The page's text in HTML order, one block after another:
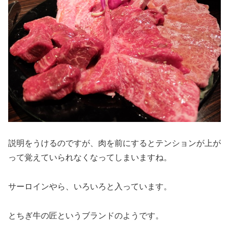
説明をうけるのですが、肉を前にするとテンションが上が
って覚えていられなくなってしまいますね。
サーロインやら、いろいろと入っています。
とちぎ牛の匠というブランドのようです。